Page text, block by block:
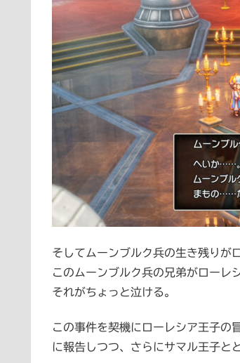
そしてムーンブルク兵の生き残りが
このムーンブルク兵の兄弟がローレ
それがちょっと泣ける。
この事件を契機にローレシア王子の
に報告しつつ、さらにサマル王子と